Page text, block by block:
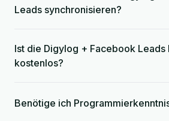
Leads synchronisieren?
Ist die Digylog + Facebook Leads
kostenlos?
Benötige ich